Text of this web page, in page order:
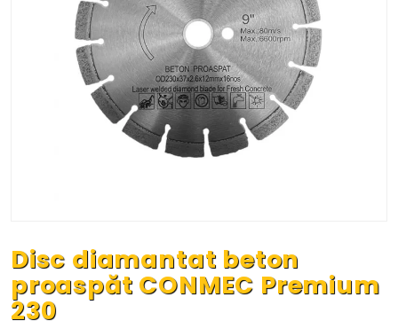
Disc diamantat beton
proaspăt CONMEC Premium
230